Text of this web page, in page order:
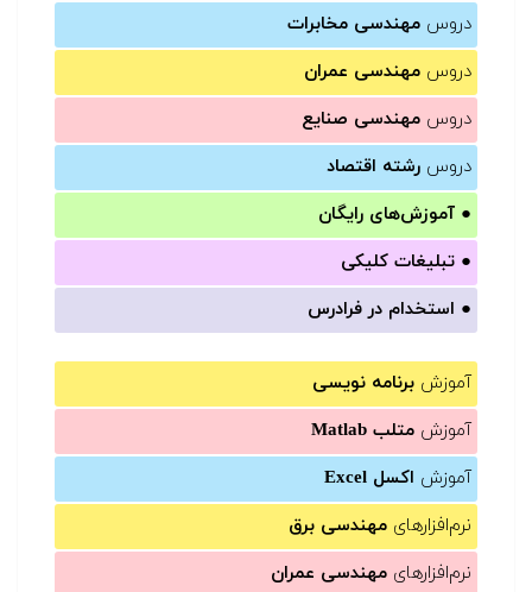
دروس مهندسی مخابرات
دروس مهندسی عمران
دروس مهندسی صنایع
دروس رشته اقتصاد
● آموزش‌های رایگان
● تبلیغات کلیکی
● استخدام در فرادرس
آموزش برنامه نویسی
آموزش متلب Matlab
آموزش اکسل Excel
نرم‌افزارهای مهندسی برق
نرم‌افزارهای مهندسی عمران